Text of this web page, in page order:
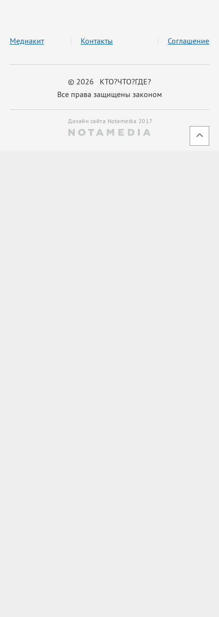
© 2026 КТО?ЧТО?ГДЕ?
Все права защищены законом
Медиакит Контакты Соглашение
Дизайн сайта Notamedia 2017